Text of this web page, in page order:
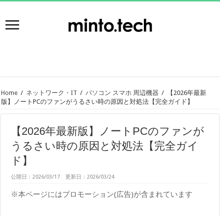
Home / ネットワーク・IT / パソコン スマホ 周辺機器 /
【2026年最新
版】ノートPCのファンがうるさい時の原因と対処法【完全ガイド】
【2026年最新版】ノートPCのファンが
うるさい時の原因と対処法【完全ガイ
ド】
公開日：2026/03/17 更新日：2026/03/24
※本ページにはプロモーション(広告)が含まれています